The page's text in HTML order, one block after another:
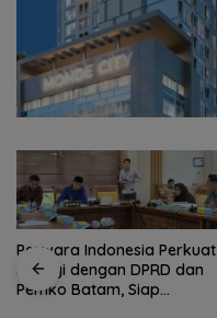
Perwara Indonesia Perkuat
Sinergi dengan DPRD dan
Pemko Batam, Siap